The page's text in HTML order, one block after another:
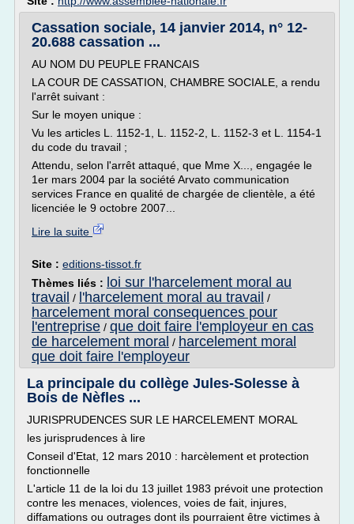
Cassation sociale, 14 janvier 2014, n° 12-
20.688 cassation ...
AU NOM DU PEUPLE FRANCAIS
LA COUR DE CASSATION, CHAMBRE SOCIALE, a rendu
l'arrêt suivant :
Sur le moyen unique :
Vu les articles L. 1152-1, L. 1152-2, L. 1152-3 et L. 1154-1
du code du travail ;
Attendu, selon l'arrêt attaqué, que Mme X..., engagée le
1er mars 2004 par la société Arvato communication
services France en qualité de chargée de clientèle, a été
licenciée le 9 octobre 2007...
Lire la suite
Site : editions-tissot.fr
Thèmes liés : loi sur l'harcelement moral au
travail / l'harcelement moral au travail /
harcelement moral consequences pour
l'entreprise / que doit faire l'employeur en cas
de harcelement moral / harcelement moral
que doit faire l'employeur
La principale du collège Jules-Solesse à
Bois de Nèfles ...
JURISPRUDENCES SUR LE HARCELEMENT MORAL
les jurisprudences à lire
Conseil d'Etat, 12 mars 2010 : harcèlement et protection
fonctionnelle
L'article 11 de la loi du 13 juillet 1983 prévoit une protection
contre les menaces, violences, voies de fait, injures,
diffamations ou outrages dont ils pourraient être victimes à